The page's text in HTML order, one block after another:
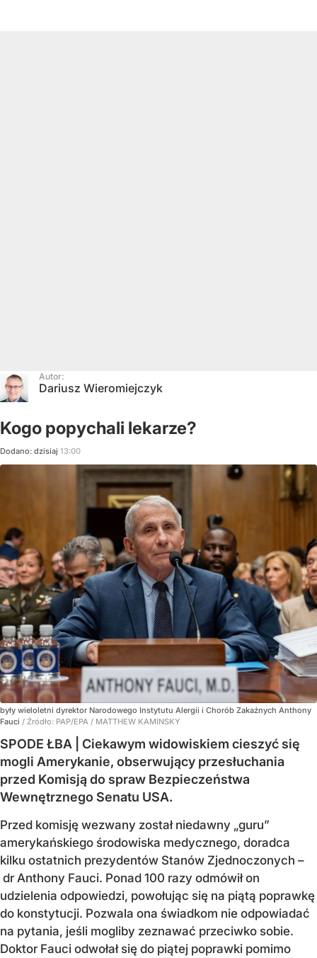
Autor:
Dariusz Wieromiejczyk
Kogo popychali lekarze?
Dodano: dzisiaj 13:00
były wieloletni dyrektor Narodowego Instytutu Alergii i Chorób Zakaźnych Anthony
Fauci / Źródło: PAP/EPA / MATTHEW KAMINSKY
SPODE ŁBA | Ciekawym widowiskiem cieszyć się
mogli Amerykanie, obserwujący przesłuchania
przed Komisją do spraw Bezpieczeństwa
Wewnętrznego Senatu USA.
Przed komisję wezwany został niedawny „guru”
amerykańskiego środowiska medycznego, doradca
kilku ostatnich prezydentów Stanów Zjednoczonych –
dr Anthony Fauci. Ponad 100 razy odmówił on
udzielenia odpowiedzi, powołując się na piątą poprawkę
do konstytucji. Pozwala ona świadkom nie odpowiadać
na pytania, jeśli mogliby zeznawać przeciwko sobie.
Doktor Fauci odwołał się do piątej poprawki pomimo